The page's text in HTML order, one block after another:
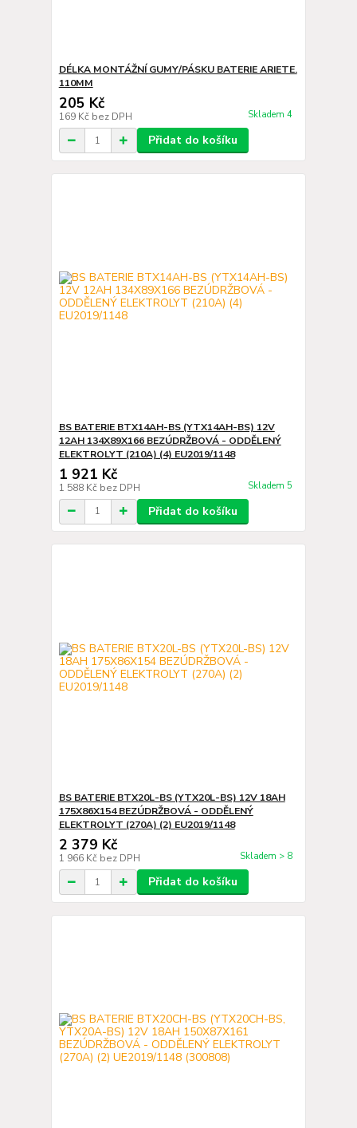
DÉLKA MONTÁŽNÍ GUMY/PÁSKU BATERIE ARIETE.
110MM
205 Kč
169 Kč bez DPH Skladem 4
Přidat do košíku
BS BATERIE BTX14AH-BS (YTX14AH-BS) 12V
12AH 134X89X166 BEZÚDRŽBOVÁ - ODDĚLENÝ
ELEKTROLYT (210A) (4) EU2019/1148
1 921 Kč
1 588 Kč bez DPH Skladem 5
Přidat do košíku
BS BATERIE BTX20L-BS (YTX20L-BS) 12V 18AH
175X86X154 BEZÚDRŽBOVÁ - ODDĚLENÝ
ELEKTROLYT (270A) (2) EU2019/1148
2 379 Kč
1 966 Kč bez DPH Skladem > 8
Přidat do košíku